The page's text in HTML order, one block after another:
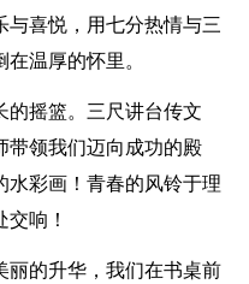
与喜悦，用七分热情与三
温厚的怀里。
摇篮。三尺讲台传文
带领我们迈向成功的殿
水彩画！青春的风铃于理
响！
的升华，我们在书桌前